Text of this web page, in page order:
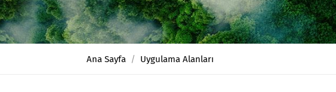
Ana Sayfa Uygulama Alanları